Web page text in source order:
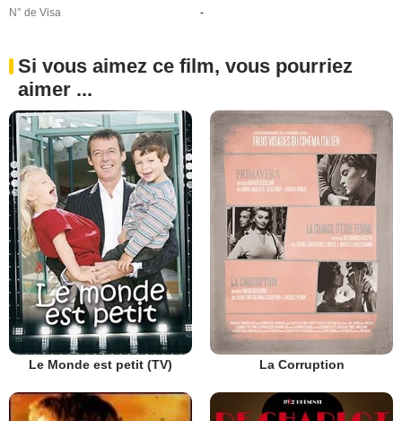
N° de Visa
-
Si vous aimez ce film, vous pourriez
aimer ...
Le Monde est petit (TV) La Corruption